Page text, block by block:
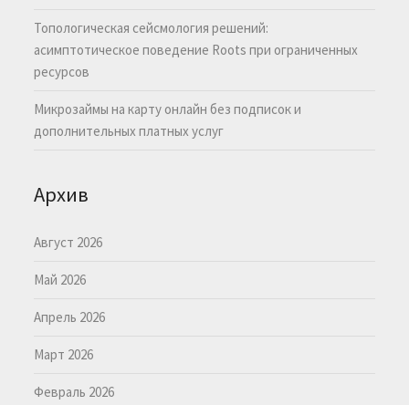
Топологическая сейсмология решений:
асимптотическое поведение Roots при ограниченных
ресурсов
Микрозаймы на карту онлайн без подписок и
дополнительных платных услуг
Архив
Август 2026
Май 2026
Апрель 2026
Март 2026
Февраль 2026